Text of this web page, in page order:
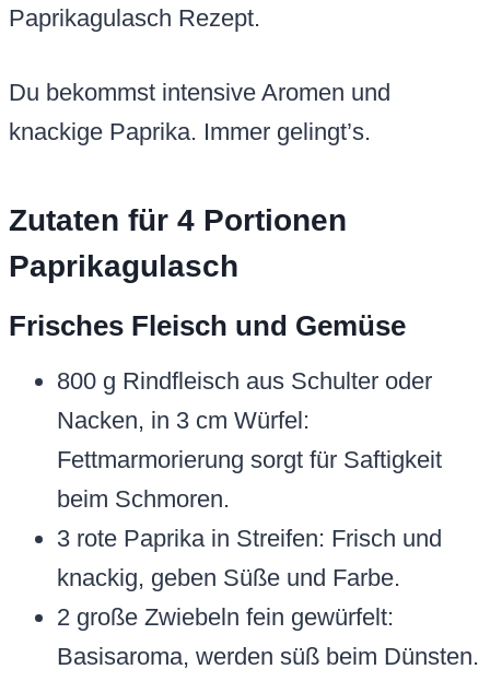
Paprikagulasch Rezept.
Du bekommst intensive Aromen und
knackige Paprika. Immer gelingt’s.
Zutaten für 4 Portionen
Paprikagulasch
Frisches Fleisch und Gemüse
800 g Rindfleisch aus Schulter oder
Nacken, in 3 cm Würfel:
Fettmarmorierung sorgt für Saftigkeit
beim Schmoren.
3 rote Paprika in Streifen: Frisch und
knackig, geben Süße und Farbe.
2 große Zwiebeln fein gewürfelt:
Basisaroma, werden süß beim Dünsten.